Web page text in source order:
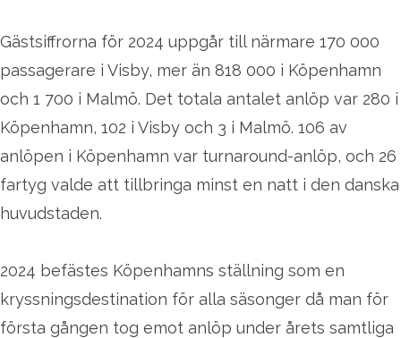
Gästsiffrorna för 2024 uppgår till närmare 170 000
passagerare i Visby, mer än 818 000 i Köpenhamn
och 1 700 i Malmö. Det totala antalet anlöp var 280 i
Köpenhamn, 102 i Visby och 3 i Malmö. 106 av
anlöpen i Köpenhamn var turnaround-anlöp, och 26
fartyg valde att tillbringa minst en natt i den danska
huvudstaden.
2024 befästes Köpenhamns ställning som en
kryssningsdestination för alla säsonger då man för
första gången tog emot anlöp under årets samtliga